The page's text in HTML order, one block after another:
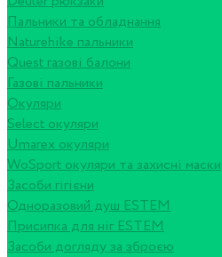
Пальники та обладнання
Naturehike пальники
Quest газові балони
Газові пальники
Окуляри
Select окуляри
Umarex окуляри
WoSport окуляри та захисні маски
Засоби гігієни
Одноразовий душ ESTEM
Присипка для ніг ESTEM
Засоби догляду за зброєю